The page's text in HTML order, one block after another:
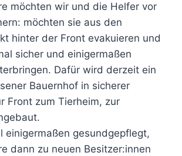
möchten wir und die Helfer vor
möchten sie aus den
hinter der Front evakuieren und
sicher und einigermaßen
Dafür wird derzeit ein
Bauernhof in sicherer
Front zum Tierheim, zur
einigermaßen gesundgepflegt,
dann zu neuen Besitzer:innen